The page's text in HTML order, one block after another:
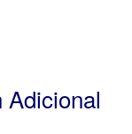
Adicional